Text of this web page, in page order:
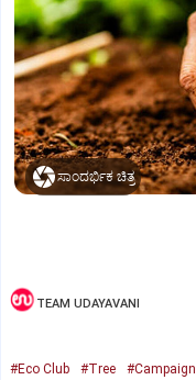
ಸಾಂದರ್ಭಿಕ ಚಿತ್ರ
TEAM UDAYAVANI
#Eco Club #Tree #Campaign